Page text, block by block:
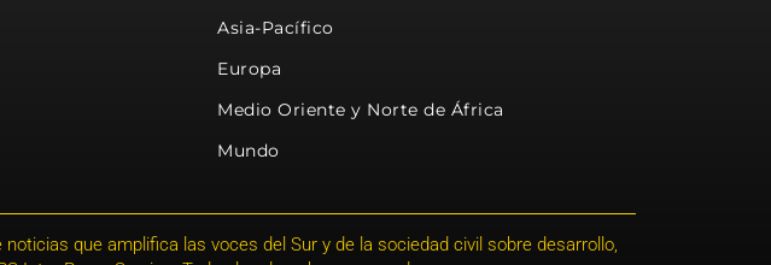
Asia-Pacífico
Europa
Medio Oriente y Norte de África
Mundo
que amplifica las voces del Sur y de la sociedad civil sobre desarrollo,